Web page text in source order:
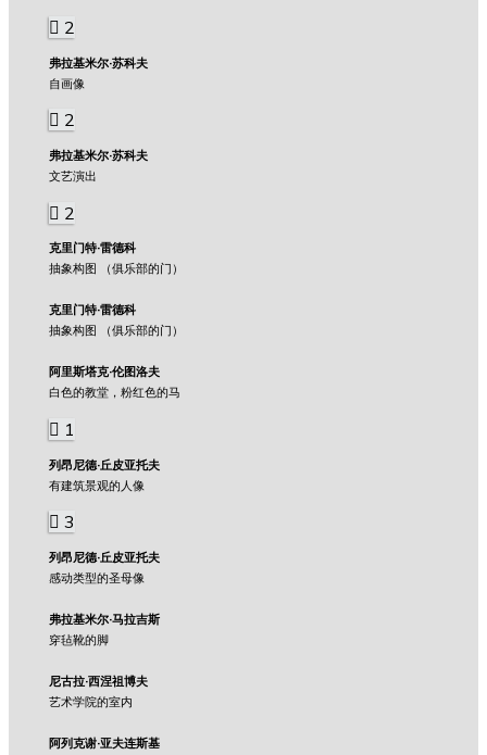
2
弗拉基米尔·苏科夫
自画像
2
弗拉基米尔·苏科夫
文艺演出
2
克里门特·雷德科
抽象构图 （俱乐部的门）
克里门特·雷德科
抽象构图 （俱乐部的门）
阿里斯塔克·伦图洛夫
白色的教堂，粉红色的马
1
列昂尼德·丘皮亚托夫
有建筑景观的人像
3
列昂尼德·丘皮亚托夫
感动类型的圣母像
弗拉基米尔·马拉吉斯
穿毡靴的脚
尼古拉·西涅祖博夫
艺术学院的室内
阿列克谢·亚夫连斯基